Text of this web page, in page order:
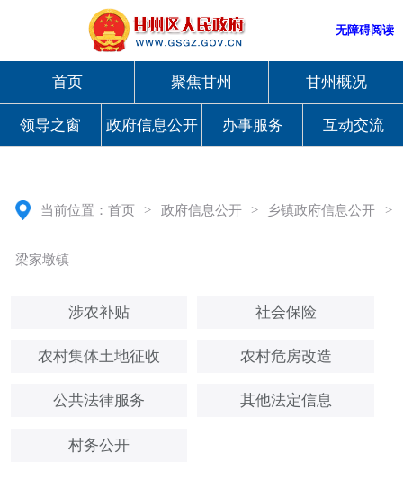
无障碍阅读
首页 聚焦甘州 甘州概况
领导之窗 政府信息公开 办事服务 互动交流
当前位置：首页 > 政府信息公开 > 乡镇政府信息公开 >
梁家墩镇
涉农补贴 社会保险
农村集体土地征收 农村危房改造
公共法律服务 其他法定信息
村务公开